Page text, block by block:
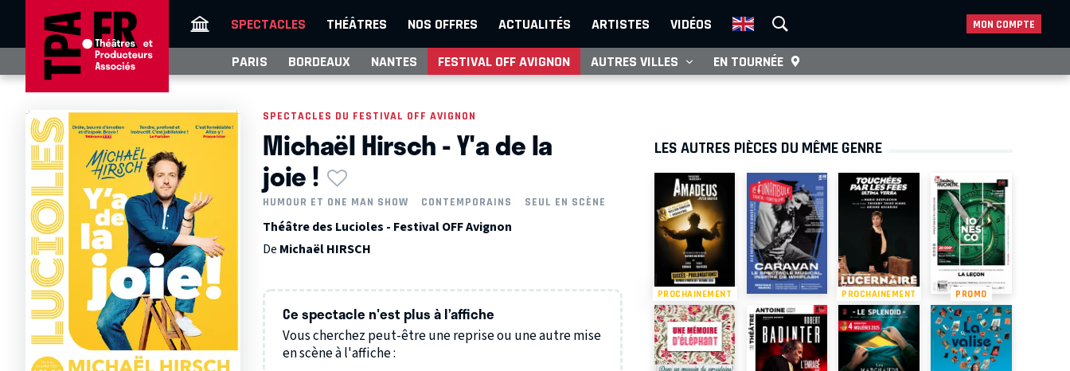
SPECTACLES THÉÂTRES NOS OFFRES ACTUALITÉS ARTISTES VIDÉOS MON COMPTE
PARIS BORDEAUX NANTES FESTIVAL OFF AVIGNON AUTRES VILLES EN TOURNÉE
SPECTACLES DU FESTIVAL OFF AVIGNON
Michaël Hirsch - Y'a de la
joie !
HUMOUR ET ONE MAN SHOW CONTEMPORAINS SEUL EN SCÈNE
Théâtre des Lucioles - Festival OFF Avignon
De Michaël HIRSCH
Ce spectacle n'est plus à l’affiche
Vous cherchez peut-être une reprise ou une autre mise
en scène à l'affiche :
LES AUTRES PIÈCES DU MÊME GENRE
PROCHAINEMENT PROCHAINEMENT PROMO